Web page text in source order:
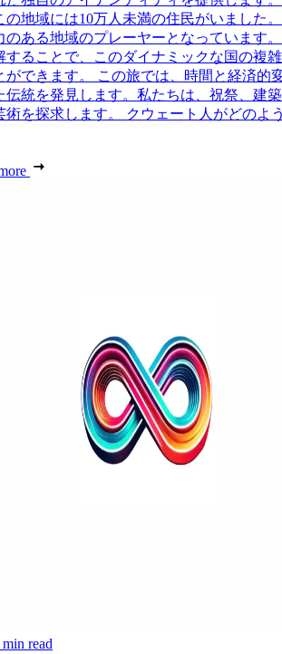
の地域には10万人未満の住民がいました
のある地域のプレーヤーとなっています
することで、このダイナミックな国の複
ができます。 この旅では、時間と経済的
伝統を発見します。私たちは、祝祭、建
術を探求します。 クウェート人がどのよ
min read